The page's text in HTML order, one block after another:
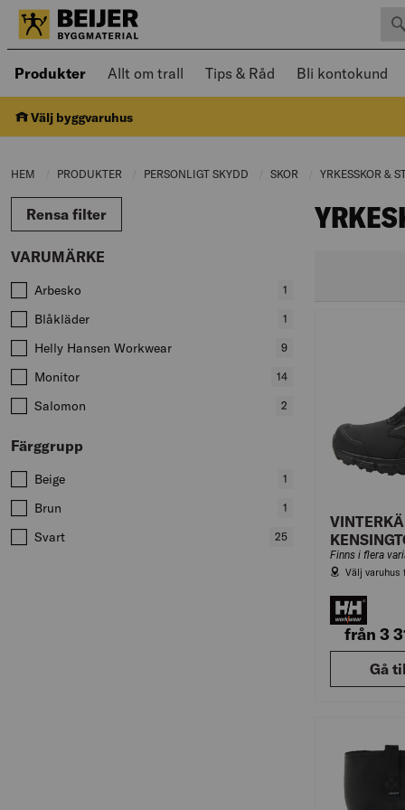
Produkter Öppnad meny kan navigeras med
Allt om trall Tips & Råd Bli kontokund
Välj byggvaruhus
HEM PRODUKTER CURRENT PAGE:
PERSONLIGT SKYDD CURRENT PAGE:
SKOR CURRENT PAGE:
YRKESSKOR &
Rensa filter
VARUMÄRKE
Värden att filtrera på
Arbesko ,1
Blåkläder ,1
Helly Hansen Workwear ,9
Monitor ,14
Salomon ,2
Färggrupp
Värden att filtrera på
Beige ,1
Brun ,1
produkter
Svart ,25
Finns i flera
Välj varuhus
från 3
Gå